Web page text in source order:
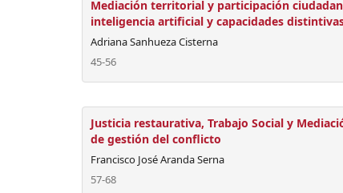
Mediación territorial y participación
inteligencia artificial y capacidades
Adriana Sanhueza Cisterna
45-56
Justicia restaurativa, Trabajo Social y
de gestión del conflicto
Francisco José Aranda Serna
57-68